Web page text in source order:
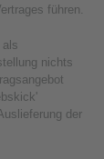
führen.
als
nichts
der